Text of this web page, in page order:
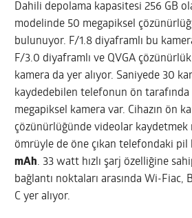
Dahili depolama kapasitesi 256 GB
modelinde 50 megapiksel
bulunuyor. F/1.8 diyaframlı bu
F/3.0 diyaframlı ve QVGA
kamera da yer alıyor. Saniyede 30
kaydedebilen telefonun ön
megapiksel kamera var. Cihazın ön
çözünürlüğünde videolar kaydetmek
ömrüyle de öne çıkan telefondaki
mAh. 33 watt hızlı şarj özelliğine
bağlantı noktaları arasında Wi-Fiac,
C yer alıyor.